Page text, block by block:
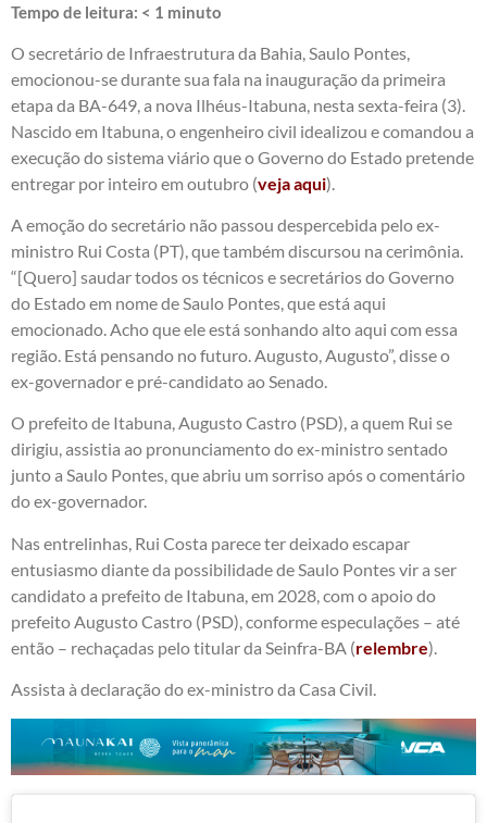
Tempo de leitura: < 1 minuto
O secretário de Infraestrutura da Bahia, Saulo Pontes,
emocionou-se durante sua fala na inauguração da primeira
etapa da BA-649, a nova Ilhéus-Itabuna, nesta sexta-feira (3).
Nascido em Itabuna, o engenheiro civil idealizou e comandou a
execução do sistema viário que o Governo do Estado pretende
entregar por inteiro em outubro (veja aqui).
A emoção do secretário não passou despercebida pelo ex-
ministro Rui Costa (PT), que também discursou na cerimônia.
“[Quero] saudar todos os técnicos e secretários do Governo
do Estado em nome de Saulo Pontes, que está aqui
emocionado. Acho que ele está sonhando alto aqui com essa
região. Está pensando no futuro. Augusto, Augusto”, disse o
ex-governador e pré-candidato ao Senado.
O prefeito de Itabuna, Augusto Castro (PSD), a quem Rui se
dirigiu, assistia ao pronunciamento do ex-ministro sentado
junto a Saulo Pontes, que abriu um sorriso após o comentário
do ex-governador.
Nas entrelinhas, Rui Costa parece ter deixado escapar
entusiasmo diante da possibilidade de Saulo Pontes vir a ser
candidato a prefeito de Itabuna, em 2028, com o apoio do
prefeito Augusto Castro (PSD), conforme especulações – até
então – rechaçadas pelo titular da Seinfra-BA (relembre).
Assista à declaração do ex-ministro da Casa Civil.